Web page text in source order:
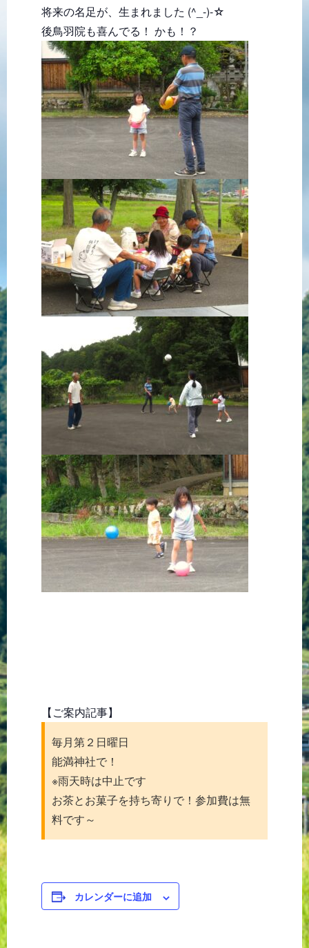
将来の名足が、生まれました (^_-)-☆
後鳥羽院も喜んでる！ かも！？
【ご案内記事】
毎月第２日曜日
能満神社で！
※雨天時は中止です
お茶とお菓子を持ち寄りで！参加費は無
料です～
カレンダーに追加